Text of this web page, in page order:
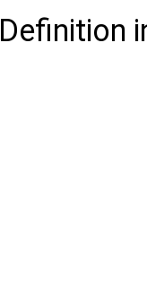
Definition